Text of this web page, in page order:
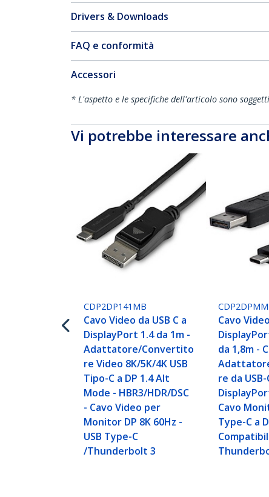
Drivers & Downloads
FAQ e conformità
Accessori
* L'aspetto e le specifiche dell'articolo sono
Vi potrebbe interessare
CDP2DP141MB
Cavo Video da USB C a
DisplayPort 1.4 da 1m -
Adattatore/Convertito
re Video 8K/5K/4K USB
Tipo-C a DP 1.4 Alt
Mode - HBR3/HDR/DSC
- Cavo Video per
Monitor DP 8K 60Hz -
USB Type-C
/Thunderbolt 3
Cavo
da 1,8m -
re da USB-
Cavo
Type-C a